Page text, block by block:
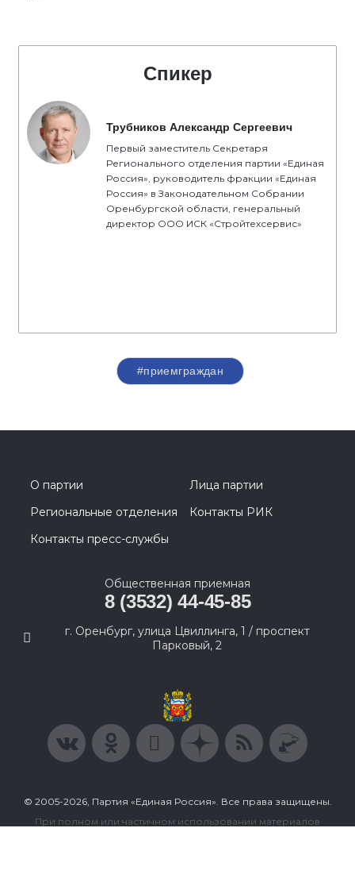
Спикер
Трубников Александр Сергеевич
Первый заместитель Секретаря
Регионального отделения партии «Единая
Россия», руководитель фракции «Единая
Россия» в Законодательном Собрании
Оренбургской области, генеральный
директор ООО ИСК «Стройтехсервис»
#приемграждан
О партии
Лица партии
Региональные отделения
Контакты РИК
Контакты пресс-службы
Общественная приемная
8 (3532) 44-45-85
г. Оренбург, улица Цвиллинга, 1 / проспект
Парковый, 2
© 2005-2026, Партия «Единая Россия». Все права защищены.
При полном или частичном использовании материалов